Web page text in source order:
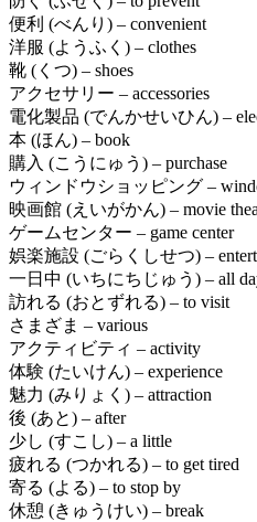
便利 (べんり) – convenient
洋服 (ようふく) – clothes
靴 (くつ) – shoes
アクセサリー – accessories
電化製品 (でんかせいひん) –
本 (ほん) – book
購入 (こうにゅう) – purchase
ウィンドウショッピング –
映画館 (えいがかん) – movie
ゲームセンター – game center
娯楽施設 (ごらくしせつ) –
一日中 (いちにちじゅう) – all
訪れる (おとずれる) – to visit
さまざま – various
アクティビティ – activity
体験 (たいけん) – experience
魅力 (みりょく) – attraction
後 (あと) – after
少し (すこし) – a little
疲れる (つかれる) – to get tired
寄る (よる) – to stop by
休憩 (きゅうけい) – break